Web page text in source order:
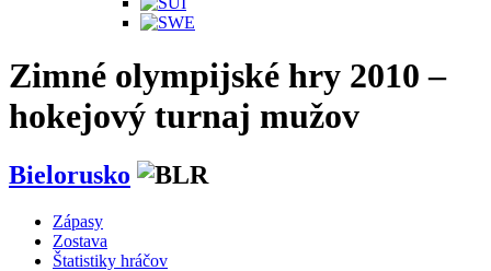
Zimné olympijské hry 2010 –
hokejový turnaj mužov
Bielorusko
Zápasy
Zostava
Štatistiky hráčov